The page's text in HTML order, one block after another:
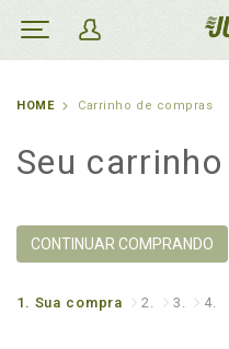
HOME Carrinho de compras
Seu carrinho
CONTINUAR COMPRANDO
1. Sua compra 2. 3. 4.